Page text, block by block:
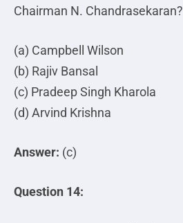
Chairman N. Chandrasekaran?
(a) Campbell Wilson
(b) Rajiv Bansal
(c) Pradeep Singh Kharola
(d) Arvind Krishna
Answer: (c)
Question 14: